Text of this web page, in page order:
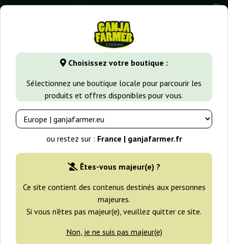
Choisissez votre boutique :
Sélectionnez une boutique locale pour parcourir les
produits et offres disponibles pour vous.
ou restez sur : France | ganjafarmer.fr
Êtes-vous majeur(e) ?
Ce site contient des contenus destinés aux personnes
majeures.
Si vous n’êtes pas majeur(e), veuillez quitter ce site.
Non, je ne suis pas majeur(e)
0
GanjaFarmer.fr Types de Graines Graines de Cannabis